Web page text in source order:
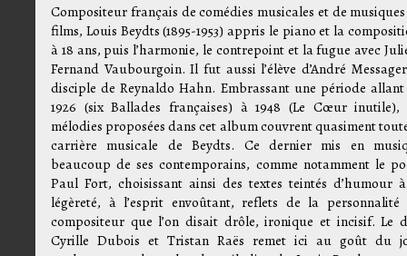
Compositeur français de comédies musicales et de
films, Louis Beydts (1895-1953) appris le piano et la
à 18 ans, puis l’harmonie, le contrepoint et la fugue avec
Fernand Vaubourgoin. Il fut aussi l’élève d’André
disciple de Reynaldo Hahn. Embrassant une période
1926 (six Ballades françaises) à 1948 (Le Cœur inutile),
mélodies proposées dans cet album couvrent quasiment
carrière musicale de Beydts. Ce dernier mis en
beaucoup de ses contemporains, comme notamment le
Paul Fort, choisissant ainsi des textes teintés d’humour
légèreté, à l’esprit envoûtant, reflets de la personnalité
compositeur que l’on disait drôle, ironique et incisif. Le
Cyrille Dubois et Tristan Raës remet ici au goût du